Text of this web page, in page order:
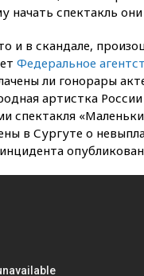
начать спектакль
и в скандале,
Федеральное
ли гонорары
артистка
спектакля
в Сургуте о